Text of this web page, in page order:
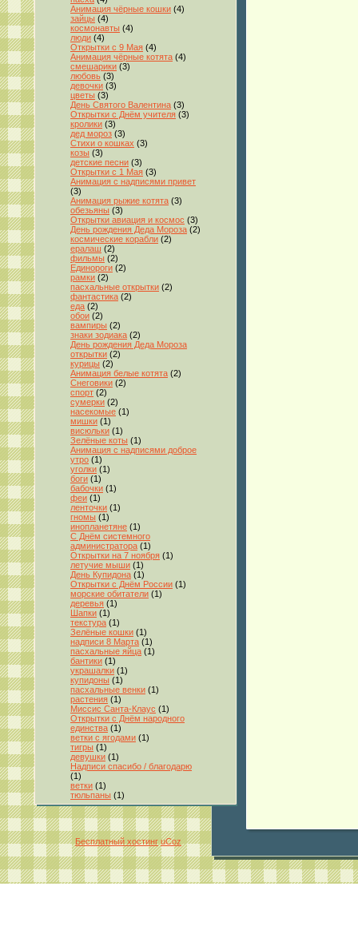
Анимация чёрные кошки (4)
зайцы (4)
космонавты (4)
люди (4)
Открытки с 9 Мая (4)
Анимация чёрные котята (4)
смешарики (3)
любовь (3)
девочки (3)
цветы (3)
День Святого Валентина (3)
Открытки с Днём учителя (3)
кролики (3)
дед мороз (3)
Стихи о кошках (3)
козы (3)
детские песни (3)
Открытки с 1 Мая (3)
Анимация с надписями привет
(3)
Анимация рыжие котята (3)
обезьяны (3)
Открытки авиация и космос (3)
День рождения Деда Мороза (2)
космические корабли (2)
ералаш (2)
фильмы (2)
Единороги (2)
рамки (2)
пасхальные открытки (2)
фантастика (2)
еда (2)
обои (2)
вампиры (2)
знаки зодиака (2)
День рождения Деда Мороза
открытки (2)
курицы (2)
Анимация белые котята (2)
Снеговики (2)
спорт (2)
сумерки (2)
насекомые (1)
мишки (1)
висюльки (1)
Зелёные коты (1)
Анимация с надписями доброе
утро (1)
уголки (1)
боги (1)
бабочки (1)
феи (1)
ленточки (1)
гномы (1)
инопланетяне (1)
С Днём системного
администратора (1)
Открытки на 7 ноября (1)
летучие мыши (1)
День Купидона (1)
Открытки с Днём России (1)
морские обитатели (1)
деревья (1)
Шапки (1)
текстура (1)
Зелёные кошки (1)
надписи 8 Марта (1)
пасхальные яйца (1)
бантики (1)
украшалки (1)
купидоны (1)
пасхальные венки (1)
растения (1)
Миссис Санта-Клаус (1)
Открытки с Днём народного
единства (1)
ветки с ягодами (1)
тигры (1)
девушки (1)
Надписи спасибо / благодарю
(1)
ветки (1)
тюльпаны (1)
Бесплатный хостинг uCoz